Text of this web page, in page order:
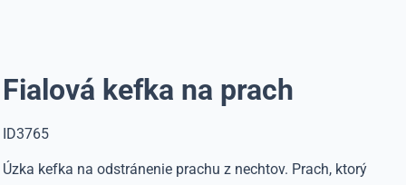
Fialová kefka na prach
ID3765
Úzka kefka na odstránenie prachu z nechtov. Prach, ktorý